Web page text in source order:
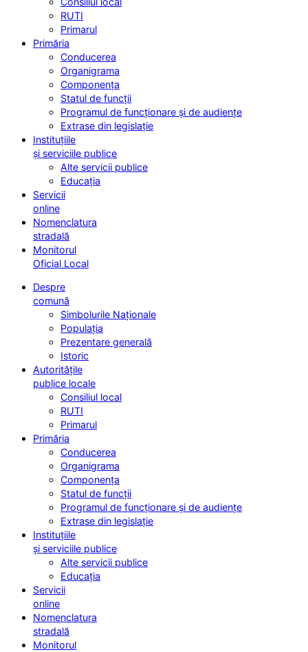
RUTI
Primarul
Primăria
Conducerea
Organigrama
Componența
Statul de funcții
Programul de funcționare și de audiențe
Extrase din legislație
Instituțiile
și serviciile publice
Alte servicii publice
Educația
Servicii
online
Nomenclatura
stradală
Monitorul
Oficial Local
Despre
comună
Simbolurile Naționale
Populația
Prezentare generală
Istoric
Autoritățile
publice locale
Consiliul local
RUTI
Primarul
Primăria
Conducerea
Organigrama
Componența
Statul de funcții
Programul de funcționare și de audiențe
Extrase din legislație
Instituțiile
și serviciile publice
Alte servicii publice
Educația
Servicii
online
Nomenclatura
stradală
Monitorul